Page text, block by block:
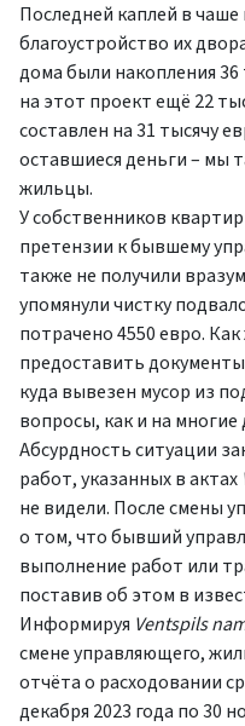
Последней каплей в
благоустройство их
дома были накопления
на этот проект ещё 22
составлен на 31 тысячу
оставшиеся деньги – мы
жильцы.
У собственников
претензии к бывшему
также не получили
упомянули чистку
потрачено 4550 евро.
предоставить
куда вывезен мусор из
вопросы, как и на многие
Абсурдность ситуации
работ, указанных в актах
не видели. После смены
о том, что бывший
выполнение работ или
поставив об этом в
Информируя Ventspils
смене управляющего,
отчёта о расходовании
декабря 2023 года по 30